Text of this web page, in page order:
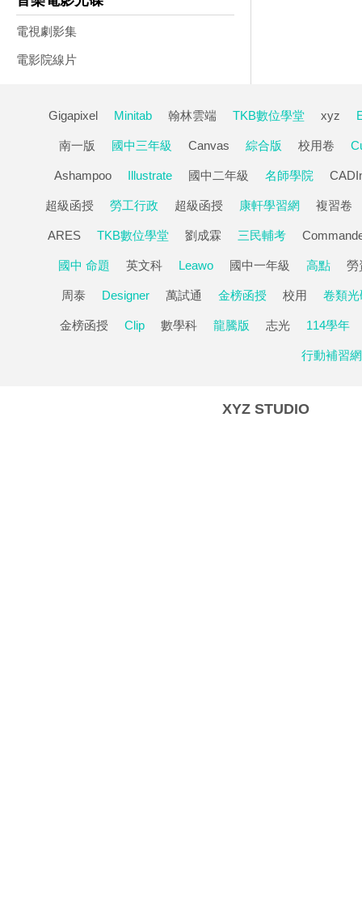
電視劇影集
電影院線片
Gigapixel Minitab 翰林雲端 TKB數位學堂 xyz
南一版 國中三年級 Canvas 綜合版 校用卷
Ashampoo Illustrate 國中二年級 名師學院
超級函授 勞工行政 超級函授 康軒學習網 複習卷
ARES TKB數位學堂 劉成霖 三民輔考
國中 命題 英文科 Leawo 國中一年級 高點 勞
周泰 Designer 萬試通 金榜函授 校用 卷類光
金榜函授 Clip 數學科 龍騰版 志光 114學年
行動補習網
XYZ STUDIO